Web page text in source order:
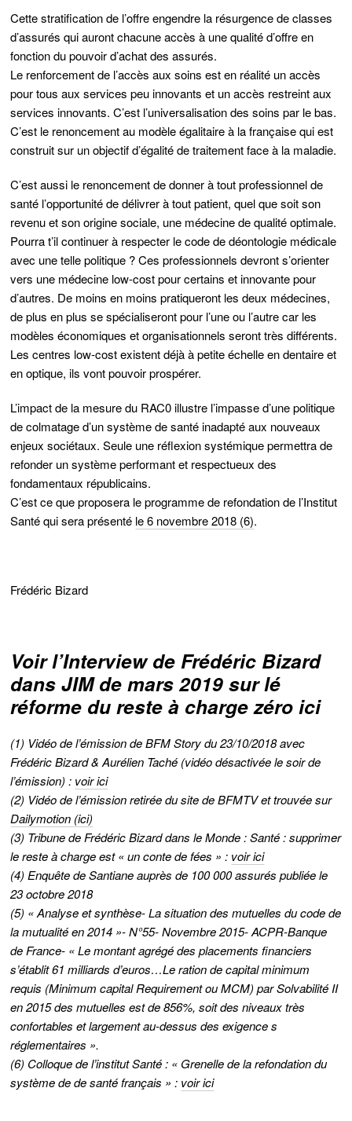
Cette stratification de l’offre engendre la résurgence de classes
d’assurés qui auront chacune accès à une qualité d’offre en
fonction du pouvoir d’achat des assurés.
Le renforcement de l’accès aux soins est en réalité un accès
pour tous aux services peu innovants et un accès restreint aux
services innovants. C’est l’universalisation des soins par le bas.
C’est le renoncement au modèle égalitaire à la française qui est
construit sur un objectif d’égalité de traitement face à la maladie.
C’est aussi le renoncement de donner à tout professionnel de
santé l’opportunité de délivrer à tout patient, quel que soit son
revenu et son origine sociale, une médecine de qualité optimale.
Pourra t’il continuer à respecter le code de déontologie médicale
avec une telle politique ? Ces professionnels devront s’orienter
vers une médecine low-cost pour certains et innovante pour
d’autres. De moins en moins pratiqueront les deux médecines,
de plus en plus se spécialiseront pour l’une ou l’autre car les
modèles économiques et organisationnels seront très différents.
Les centres low-cost existent déjà à petite échelle en dentaire et
en optique, ils vont pouvoir prospérer.
L’impact de la mesure du RAC0 illustre l’impasse d’une politique
de colmatage d’un système de santé inadapté aux nouveaux
enjeux sociétaux. Seule une réflexion systémique permettra de
refonder un système performant et respectueux des
fondamentaux républicains.
C’est ce que proposera le programme de refondation de l’Institut
Santé qui sera présenté le 6 novembre 2018 (6).
Frédéric Bizard
Voir l’Interview de Frédéric Bizard
dansJIM de mars 2019 sur lé
réforme du reste à charge zéro ici
(1) Vidéo de l’émission de BFM Story du 23/10/2018 avec
Frédéric Bizard & Aurélien Taché (vidéo désactivée le soir de
l’émission) : voir ici
(2) Vidéo de l’émission retirée du site de BFMTV et trouvée sur
Dailymotion (ici)
(3) Tribune de Frédéric Bizard dans le Monde : Santé : supprimer
le reste à charge est « un conte de fées » : voir ici
(4) Enquête de Santiane auprès de 100 000 assurés publiée le
23 octobre 2018
(5) « Analyse et synthèse- La situation des mutuelles du code de
la mutualité en 2014 »- N°55- Novembre 2015- ACPR-Banque
de France- « Le montant agrégé des placements financiers
s’établit 61 milliards d’euros…Le ration de capital minimum
requis (Minimum capital Requirement ou MCM) par Solvabilité II
en 2015 des mutuelles est de 856%, soit des niveaux très
confortables et largement au-dessus des exigence s
réglementaires ».
(6) Colloque de l’institut Santé : « Grenelle de la refondation du
système de de santé français » : voir ici